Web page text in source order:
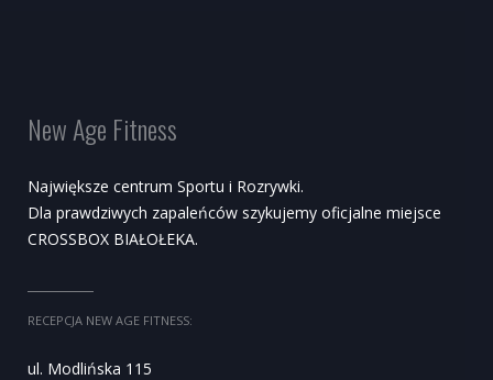
New Age Fitness
Największe centrum Sportu i Rozrywki.
Dla prawdziwych zapaleńców szykujemy oficjalne miejsce
CROSSBOX BIAŁOŁEKA.
RECEPCJA NEW AGE FITNESS:
ul. Modlińska 115